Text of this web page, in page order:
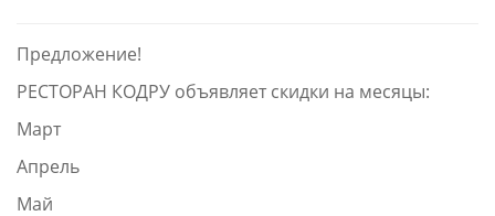
Предложение!
РЕСТОРАН КОДРУ объявляет скидки на месяцы:
Март
Апрель
Май